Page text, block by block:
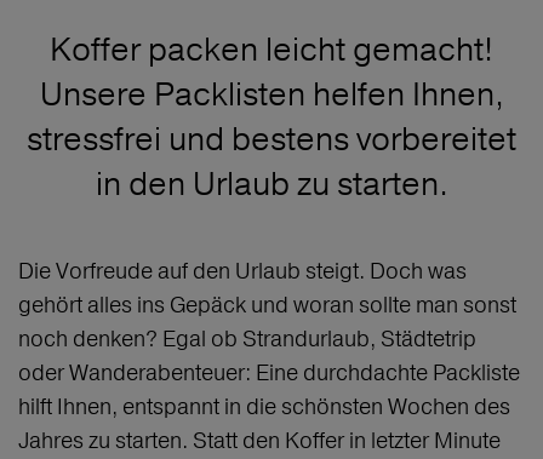
Koffer packen leicht gemacht!
Unsere Packlisten helfen Ihnen,
stressfrei und bestens vorbereitet
in den Urlaub zu starten.
Die Vorfreude auf den Urlaub steigt. Doch was
gehört alles ins Gepäck und woran sollte man sonst
noch denken? Egal ob Strandurlaub, Städtetrip
oder Wanderabenteuer: Eine durchdachte Packliste
hilft Ihnen, entspannt in die schönsten Wochen des
Jahres zu starten. Statt den Koffer in letzter Minute